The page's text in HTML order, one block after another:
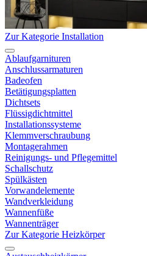
Zur Kategorie Installation
Ablaufgarnituren
Anschlussarmaturen
Badeofen
Betätigungsplatten
Dichtsets
Flüssigdichtmittel
Installationssysteme
Klemmverschraubung
Montagerahmen
Reinigungs- und Pflegemittel
Schallschutz
Spülkästen
Vorwandelemente
Wandverkleidung
Wannenfüße
Wannenträger
Zur Kategorie Heizkörper